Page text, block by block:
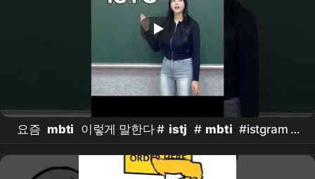
요즘 mbti 이렇게 말한다 # istj # mbti #istgram #
영어회화 #영어내신 #고등영어 #성격유형